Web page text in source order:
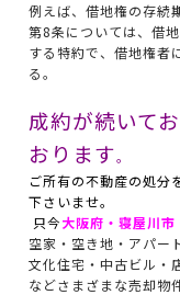
例えば、借地権の存続
第8条については、借
する特約で、借地権者
る。
成約が続いて
おります。
ご所有の不動産の処分
下さいませ。
只今大阪府・寝屋川市
空家・空き地・アパー
文化住宅・中古ビル・
などさまざまな売却物